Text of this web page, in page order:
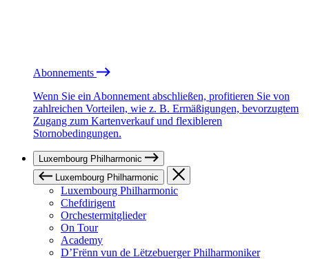
Abonnements
Wenn Sie ein Abonnement abschließen, profitieren Sie von
zahlreichen Vorteilen, wie z. B. Ermäßigungen, bevorzugtem
Zugang zum Kartenverkauf und flexibleren
Stornobedingungen.
Luxembourg Philharmonic
Luxembourg Philharmonic
Luxembourg Philharmonic
Chefdirigent
Orchestermitglieder
On Tour
Academy
D’Frënn vun de Lëtzebuerger Philharmoniker